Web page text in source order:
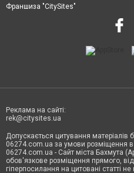
Франшиза "CitySites"
Реклама на сайті:
rek@citysites.ua
Допускається цитування матеріалів
06274.com.ua за умови розміщення
06274.com.ua - Сайт міста Бахмута
обов'язкове розміщення прямого,
гіперпосилання на цитовані статті